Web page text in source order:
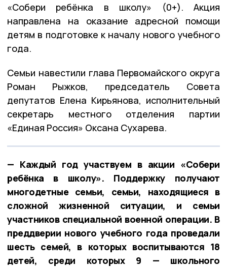
«Собери ребёнка в школу» (0+). Акция
направлена на оказание адресной помощи
детям в подготовке к началу нового учебного
года.
Семьи навестили глава Первомайского округа
Роман Рыжков, председатель Совета
депутатов Елена Кирьянова, исполнительный
секретарь местного отделения партии
«Единая Россия» Оксана Сухарева.
— Каждый год участвуем в акции «Собери
ребёнка в школу». Поддержку получают
многодетные семьи, семьи, находящиеся в
сложной жизненной ситуации, и семьи
участников специальной военной операции. В
преддверии нового учебного года проведали
шесть семей, в которых воспитываются 18
детей, среди которых 9 — школьного